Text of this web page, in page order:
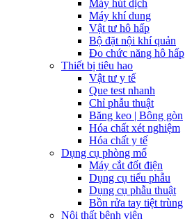
Máy hút dịch
Máy khí dung
Vật tư hô hấp
Bộ đặt nội khí quản
Đo chức năng hô hấp
Thiết bị tiêu hao
Vật tư y tế
Que test nhanh
Chỉ phẫu thuật
Băng keo | Bông gòn
Hóa chất xét nghiệm
Hóa chất y tế
Dụng cụ phòng mổ
Máy cắt đốt điện
Dụng cụ tiểu phẫu
Dụng cụ phẫu thuật
Bồn rửa tay tiệt trùng
Nội thất bệnh viện